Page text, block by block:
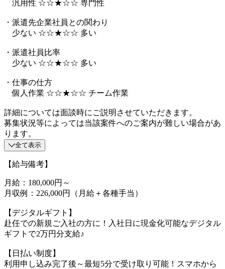
汎用性 ☆☆★☆☆ 専門性
・派遣先企業社員との関わり
少ない ☆☆★☆☆ 多い
・派遣社員比率
少ない ☆☆★☆☆ 多い
・仕事の仕方
個人作業 ☆☆★☆☆ チーム作業
詳細については面談時にご説明させていただきます。
募集状況等によっては当該案件へのご案内が難しい場合があ
ります。
全て表示
【給与備考】
月給：180,000円～
月収例：226,000円（月給＋各種手当）
【デジタルギフト】
赴任での新規ご入社の方に！入社日に現金化可能なデジタル
ギフトで2万円分支給♪
【日払い制度】
利用申し込み完了後～最短5分で受け取り可能！スマホから